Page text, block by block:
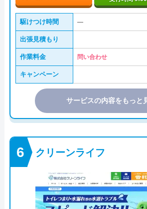
駆けつけ時間 ―
出張見積もり
作業料金 問い合わせ
キャンペーン
サービスの内容をもっと
クリーンライフ